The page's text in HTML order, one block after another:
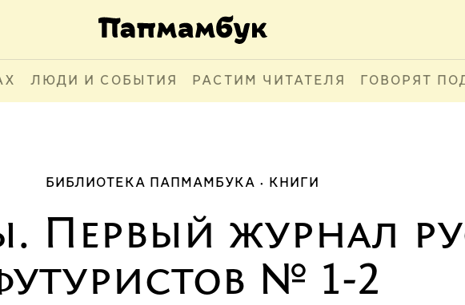
ЛЮДИ И СОБЫТИЯ РАСТИМ ЧИТАТЕЛЯ ГОВОРЯТ
БИБЛИОТЕКА ПАПМАМБУКА КНИГИ
Первый журнал
№ 1-2